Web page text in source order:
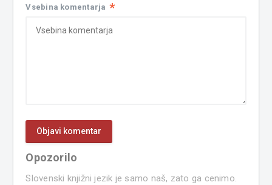
Vsebina komentarja *
Opozorilo
Slovenski knjižni jezik je samo naš, zato ga cenimo.